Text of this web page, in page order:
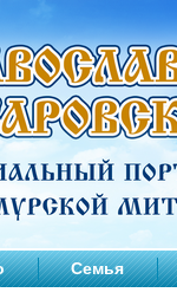
Семья